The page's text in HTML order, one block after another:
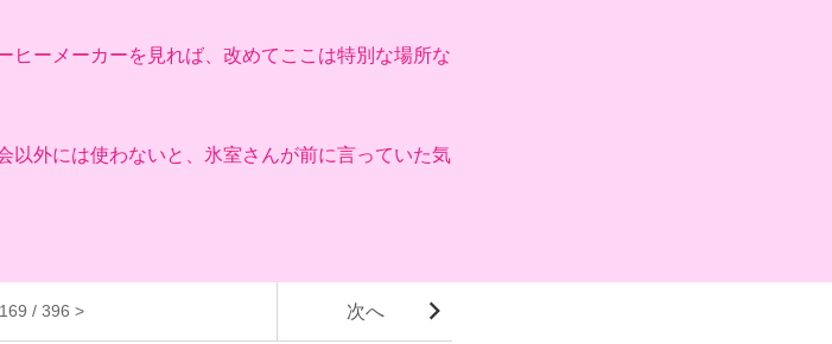
ヒーメーカーを見れば、改めてここは特別な場所な
以外には使わないと、氷室さんが前に言っていた気
/ 396 > 次へ